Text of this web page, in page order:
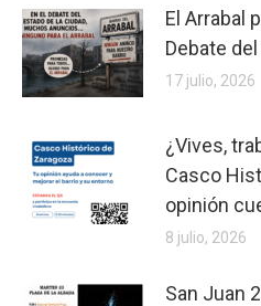
El Arrabal
Debate
17 julio, 2026
¿Vives,
Casco
opinión
8 julio, 2026
San Juan